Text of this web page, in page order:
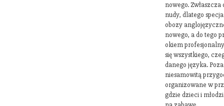
nowego.
nudy, dlatego
obozy
nowego, a do tego
okiem
się wszystkiego,
danego języka.
niesamowitą
organizowane w
gdzie dzieci i